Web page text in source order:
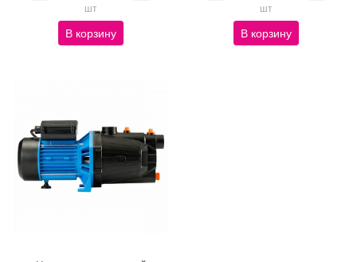
шт
В корзину
шт
В корзину